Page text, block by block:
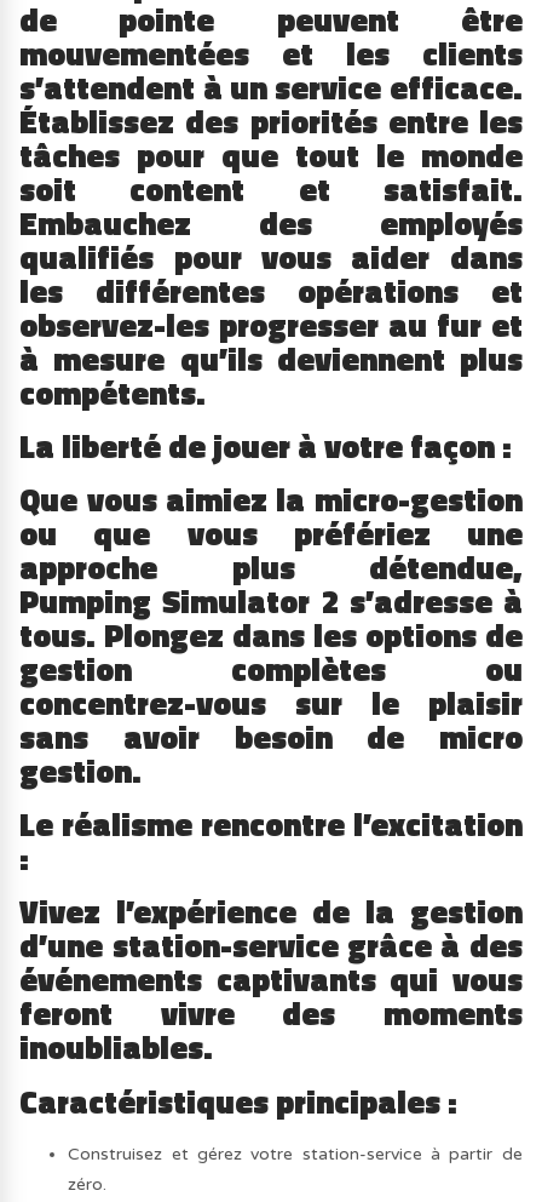
de pointe peuvent être
mouvementées et les clients
s’attendent à un service efficace.
Établissez des priorités entre les
tâches pour que tout le monde
soit content et satisfait.
Embauchez des employés
qualifiés pour vous aider dans
les différentes opérations et
observez-les progresser au fur et
à mesure qu’ils deviennent plus
compétents.
La liberté de jouer à votre façon :
Que vous aimiez la micro-gestion
ou que vous préfériez une
approche plus détendue,
Pumping Simulator 2 s’adresse à
tous. Plongez dans les options de
gestion complètes ou
concentrez-vous sur le plaisir
sans avoir besoin de micro
gestion.
Le réalisme rencontre l’excitation
:
Vivez l’expérience de la gestion
d’une station-service grâce à des
événements captivants qui vous
feront vivre des moments
inoubliables.
Caractéristiques principales :
Construisez et gérez votre station-service à partir de
zéro.